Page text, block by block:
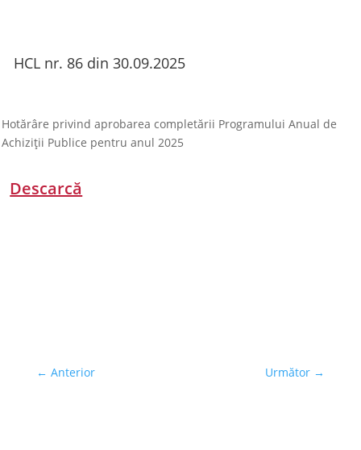
HCL nr. 86 din 30.09.2025
Hotărâre privind aprobarea completării Programului Anual de
Achiziții Publice pentru anul 2025
Descarcă
← Anterior Următor →